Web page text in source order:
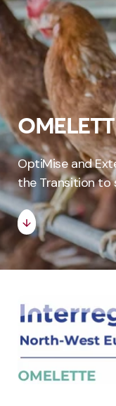
OptiMise and
the Transition to